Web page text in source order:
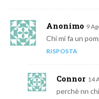
Anonimo 9
Chi mi fa un
RISPOSTA
Connor 14
perchè nn